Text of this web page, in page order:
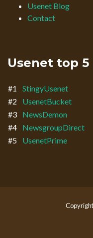
Usenet Blog
Contact
Usenet top 5
#1 StingyUsenet
#2
UsenetBucket
#3
NewsDemon
#4
NewsgroupDirect
#5
UsenetPrime